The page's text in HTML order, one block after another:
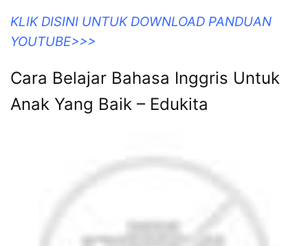
KLIK DISINI UNTUK DOWNLOAD PANDUAN
YOUTUBE>>>
Cara Belajar Bahasa Inggris Untuk
Anak Yang Baik – Edukita